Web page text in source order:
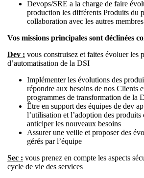
Devops/SRE a la charge de faire
production les différents Produits du
collaboration avec les autres
Vos missions principales sont déclinées
Dev : vous construisez et faites évoluer les
d’automatisation de la DSI
Implémenter les évolutions des
répondre aux besoins de nos Clients
programmes de transformation de la
Être en support des équipes de dev
l’utilisation et l’adoption des produits
anticiper les nouveaux besoins
Assurer une veille et proposer des
gérés par l’équipe
Sec : vous prenez en compte les aspects
cycle de vie des services